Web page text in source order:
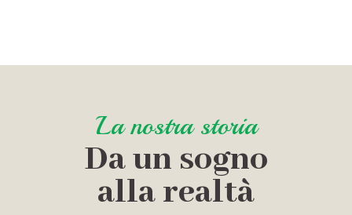
La nostra storia
Da un sogno
alla realtà